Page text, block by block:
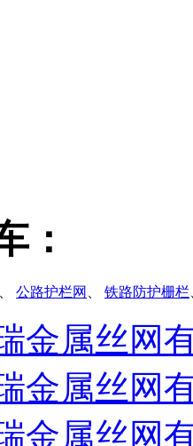
：
公路护栏网 铁路防护栅栏